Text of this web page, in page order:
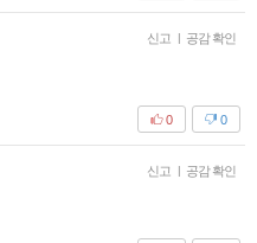
신고 | 공감 확인
0
0
신고 | 공감 확인